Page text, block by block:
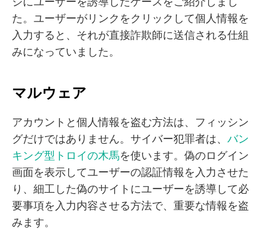
た。ユーザーがリンクをクリックして個人情報を
入力すると、それが直接詐欺師に送信される仕組
みになっていました。
マルウェア
アカウントと個人情報を盗む方法は、フィッシン
グだけではありません。サイバー犯罪者は、 バン
キング型トロイの木馬を使います。偽のログイン
画面を表示してユーザーの認証情報を入力させた
り、細工した偽のサイトにユーザーを誘導して必
要事項を入力内容させる方法で、重要な情報を盗
みます。